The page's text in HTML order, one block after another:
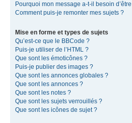
Pourquoi mon message a-t-il besoin
Comment puis-je remonter mes sujets ?
Mise en forme et types de sujets
Qu’est-ce que le BBCode ?
Puis-je utiliser de l’HTML ?
Que sont les émoticônes ?
Puis-je publier des images ?
Que sont les annonces globales ?
Que sont les annonces ?
Que sont les notes ?
Que sont les sujets verrouillés ?
Que sont les icônes de sujet ?